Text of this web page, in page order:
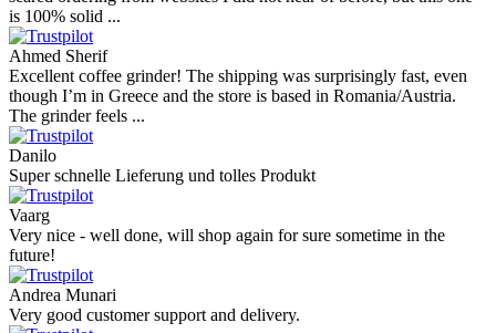
is 100% solid ...
Ahmed Sherif
Excellent coffee grinder! The shipping was surprisingly fast, even
though I’m in Greece and the store is based in Romania/Austria.
The grinder feels ...
Danilo
Super schnelle Lieferung und tolles Produkt
Vaarg
Very nice - well done, will shop again for sure sometime in the
future!
Andrea Munari
Very good customer support and delivery.